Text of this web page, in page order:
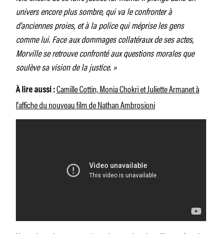
univers encore plus sombre, qui va le confronter à
d’anciennes proies, et à la police qui méprise les gens
comme lui. Face aux dommages collatéraux de ses actes,
Morville se retrouve confronté aux questions morales que
soulève sa vision de la justice. »
À lire aussi :Camille Cottin, Monia Chokri et Juliette Armanet à
l’affiche du nouveau film de Nathan Ambrosioni